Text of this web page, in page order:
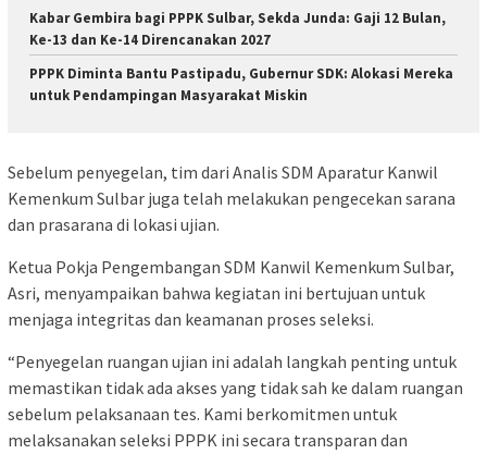
Kabar Gembira bagi PPPK Sulbar, Sekda Junda: Gaji 12 Bulan,
Ke-13 dan Ke-14 Direncanakan 2027
PPPK Diminta Bantu Pastipadu, Gubernur SDK: Alokasi Mereka
untuk Pendampingan Masyarakat Miskin
Sebelum penyegelan, tim dari Analis SDM Aparatur Kanwil
Kemenkum Sulbar juga telah melakukan pengecekan sarana
dan prasarana di lokasi ujian.
Ketua Pokja Pengembangan SDM Kanwil Kemenkum Sulbar,
Asri, menyampaikan bahwa kegiatan ini bertujuan untuk
menjaga integritas dan keamanan proses seleksi.
“Penyegelan ruangan ujian ini adalah langkah penting untuk
memastikan tidak ada akses yang tidak sah ke dalam ruangan
sebelum pelaksanaan tes. Kami berkomitmen untuk
melaksanakan seleksi PPPK ini secara transparan dan